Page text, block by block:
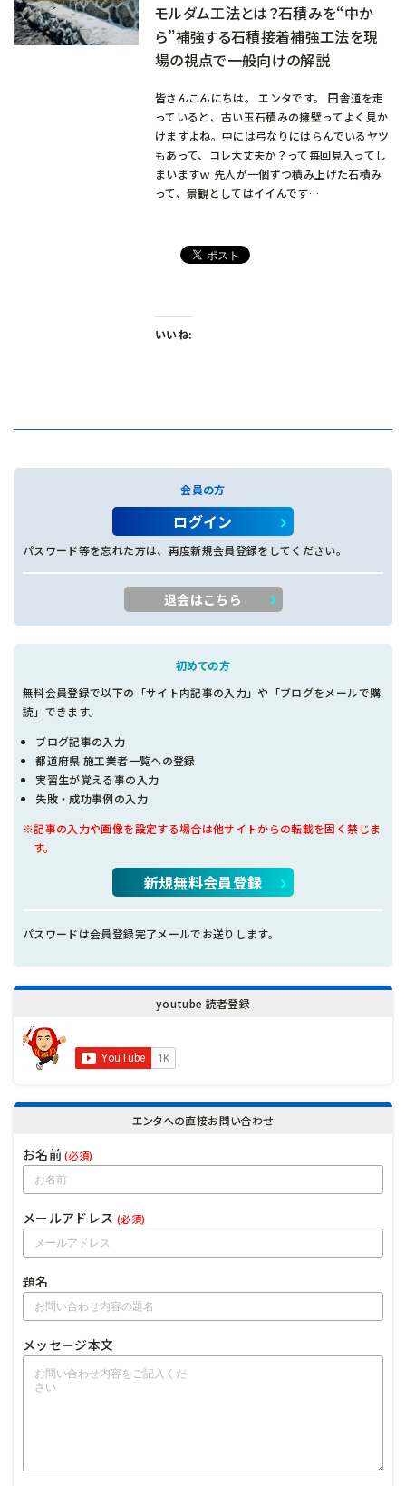
モルダム工法とは？石積みを“中か
ら”補強する石積接着補強工法を現
場の視点で一般向けの解説
皆さんこんにちは。 エンタです。 田舎道を走
っていると、古い玉石積みの擁壁ってよく見か
けますよね。中には弓なりにはらんでいるヤツ
もあって、コレ大丈夫か？って毎回見入ってし
まいますｗ 先人が一個ずつ積み上げた石積み
って、景観としてはイイんです…
いいね:
会員の方
ログイン
パスワード等を忘れた方は、再度新規会員登録をしてください。
退会はこちら
初めての方
無料会員登録で以下の「サイト内記事の入力」や「ブログをメールで購
読」できます。
ブログ記事の入力
都道府県 施工業者一覧への登録
実習生が覚える事の入力
失敗・成功事例の入力
※記事の入力や画像を設定する場合は他サイトからの転載を固く禁じま
す。
新規無料会員登録
パスワードは会員登録完了メールでお送りします。
youtube 読者登録
エンタへの直接お問い合わせ
お名前(必須)
メールアドレス (必須)
題名
メッセージ本文